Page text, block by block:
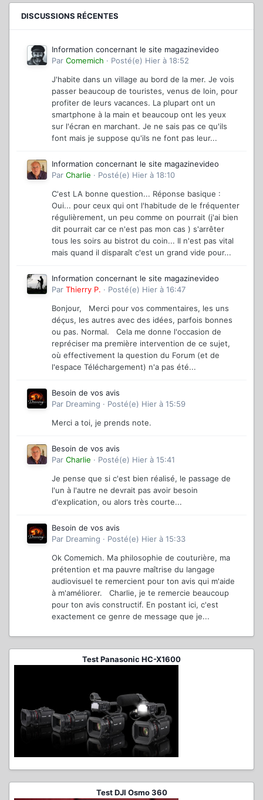
DISCUSSIONS RÉCENTES
Information concernant le site magazinevideo
Par Comemich · Posté(e) Hier à 18:52
J'habite dans un village au bord de la mer. Je vois
passer beaucoup de touristes, venus de loin, pour
profiter de leurs vacances. La plupart ont un
smartphone à la main et beaucoup ont les yeux
sur l'écran en marchant. Je ne sais pas ce qu'ils
font mais je suppose qu'ils ne font pas leur...
Information concernant le site magazinevideo
Par Charlie · Posté(e) Hier à 18:10
C'est LA bonne question... Réponse basique :
Oui... pour ceux qui ont l'habitude de le fréquenter
régulièrement, un peu comme on pourrait (j'ai bien
dit pourrait car ce n'est pas mon cas ) s'arrêter
tous les soirs au bistrot du coin... Il n'est pas vital
mais quand il disparaît c'est un grand vide pour...
Information concernant le site magazinevideo
Par Thierry P. · Posté(e) Hier à 16:47
Bonjour, Merci pour vos commentaires, les uns
déçus, les autres avec des idées, parfois bonnes
ou pas. Normal. Cela me donne l'occasion de
repréciser ma première intervention de ce sujet,
où effectivement la question du Forum (et de
l'espace Téléchargement) n'a pas été...
Besoin de vos avis
Par Dreaming · Posté(e) Hier à 15:59
Merci a toi, je prends note.
Besoin de vos avis
Par Charlie · Posté(e) Hier à 15:41
Je pense que si c'est bien réalisé, le passage de
l'un à l'autre ne devrait pas avoir besoin
d'explication, ou alors très courte...
Besoin de vos avis
Par Dreaming · Posté(e) Hier à 15:33
Ok Comemich. Ma philosophie de couturière, ma
prétention et ma pauvre maîtrise du langage
audiovisuel te remercient pour ton avis qui m'aide
à m'améliorer. Charlie, je te remercie beaucoup
pour ton avis constructif. En postant ici, c'est
exactement ce genre de message que je...
Test Panasonic HC-X1600
Test DJI Osmo 360